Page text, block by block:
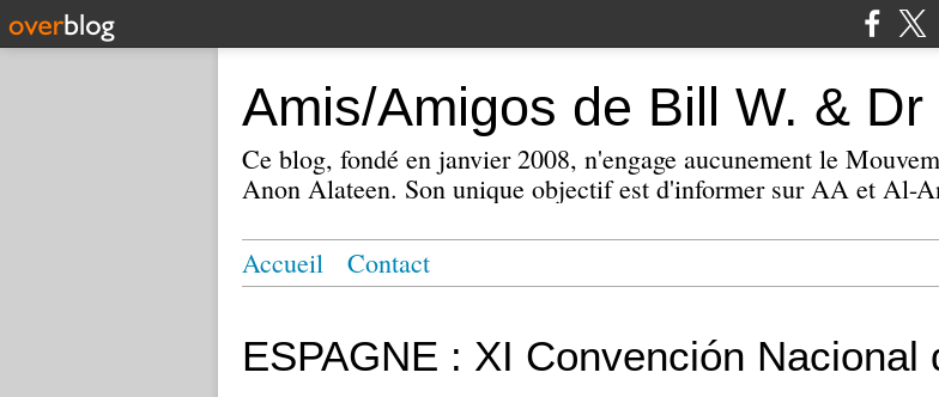
Amis/Amigos de Bill W. &
Ce blog, fondé en janvier 2008, n'engage aucunement le
Anon Alateen. Son unique objectif est d'informer sur AA et Al-
Accueil Contact
ESPAGNE : XI Convención Nacional